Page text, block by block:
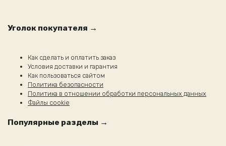
Уголок покупателя →
Как сделать и оплатить заказ
Условия доставки и гарантия
Как пользоваться сайтом
Политика безопасности
Политика в отношении обработки персональных данных
Файлы cookie
Популярные разделы →